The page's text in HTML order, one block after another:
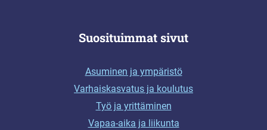
Suosituimmat sivut
Asuminen ja ympäristö
Varhaiskasvatus ja koulutus
Työ ja yrittäminen
Vapaa-aika ja liikunta